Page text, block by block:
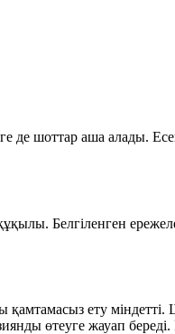
де шоттар аша алады.
Белгіленген
қамтамасыз ету
өтеуге жауап